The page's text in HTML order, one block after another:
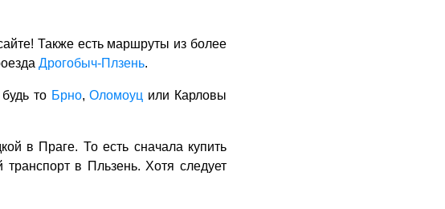
Также есть маршруты из более
Дрогобыч-Плзень.
то Брно,Оломоуц или Карловы
в Праге. То есть сначала купить
транспорт в Пльзень. Хотя следует